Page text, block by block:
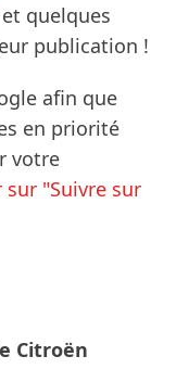
quelques
publication !
afin que
en priorité
votre
"Suivre sur
Citroën